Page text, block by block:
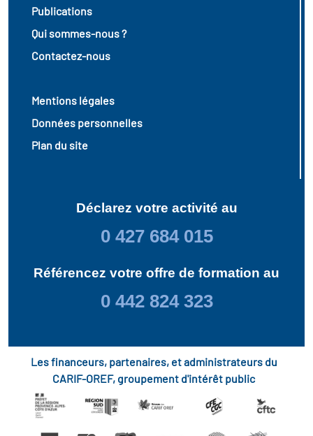
Publications
Qui sommes-nous ?
Contactez-nous
Mentions légales
Données personnelles
Plan du site
Déclarez votre activité au
0 427 684 015
Référencez votre offre de formation au
0 442 824 323
Les financeurs, partenaires, et administrateurs du
CARIF-OREF, groupement d'intérêt public